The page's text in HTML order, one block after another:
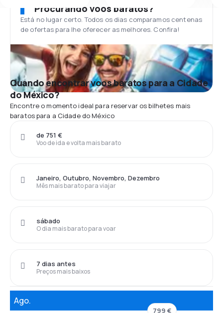
Procurando voos baratos?
Está no lugar certo. Todos os dias comparamos centenas
de ofertas para lhe oferecer as melhores. Confira!
Quando encontrar voos baratos para a Cidade
do México?
Encontre o momento ideal para reservar os bilhetes mais
baratos para a Cidade do México
Voo de ida e volta mais barato
de 751 €
Mês mais barato para viajar
Janeiro, Outubro, Novembro, Dezembro
O dia mais barato para voar
sábado
Preços mais baixos
7 dias antes
Ago.
799 €